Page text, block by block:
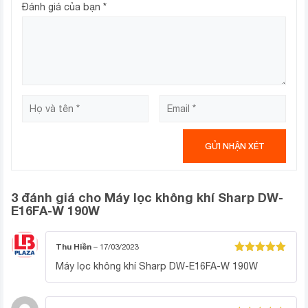
lạ trong không khí (thuốc lá, vật nuôi, amoniac,…). Cảm
Hệ thống hút ẩm bằng máy nén và
Đánh giá của bạn *
3 đánh giá cho Máy lọc không khí Sharp DW-
E16FA-W 190W
Được xếp
hạng
sao
Thu Hiền – 17/03/2023
Máy lọc không khí Sharp DW-E16FA-W 190W